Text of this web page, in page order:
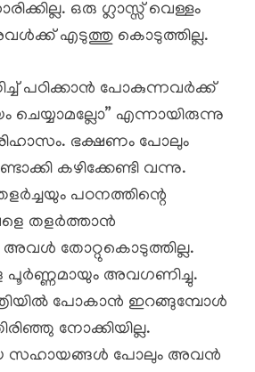
ഒരു ഗ്ലാസ്സ് വെള്ളം
എടുത്തു കൊടുത്തില്ല.
പഠിക്കാൻ പോകുന്നവർക്ക്
എന്നായിരുന്നു
ഭക്ഷണം പോലും
കഴിക്കേണ്ടി വന്നു.
പഠനത്തിന്റെ
തളർത്താൻ
അവൾ തോറ്റുകൊടുത്തില്ല.
അവഗണിച്ചു.
പോകാൻ ഇറങ്ങുമ്പോൾ
നോക്കിയില്ല.
സഹായങ്ങൾ പോലും അവൻ